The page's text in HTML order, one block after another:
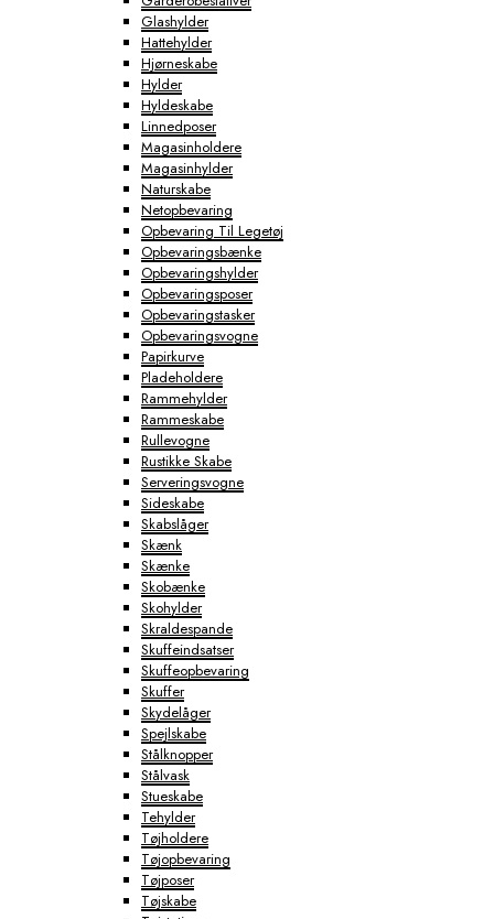
Glashylder
Hattehylder
Hjørneskabe
Hylder
Hyldeskabe
Linnedposer
Magasinholdere
Magasinhylder
Naturskabe
Netopbevaring
Opbevaring Til Legetøj
Opbevaringsbænke
Opbevaringshylder
Opbevaringsposer
Opbevaringstasker
Opbevaringsvogne
Papirkurve
Pladeholdere
Rammehylder
Rammeskabe
Rullevogne
Rustikke Skabe
Serveringsvogne
Sideskabe
Skabslåger
Skænk
Skænke
Skobænke
Skohylder
Skraldespande
Skuffeindsatser
Skuffeopbevaring
Skuffer
Skydelåger
Spejlskabe
Stålknopper
Stålvask
Stueskabe
Tehylder
Tøjholdere
Tøjopbevaring
Tøjposer
Tøjskabe